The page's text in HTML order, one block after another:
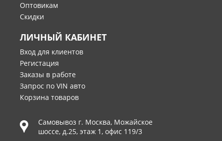
Оптовикам
Скидки
ЛИЧНЫЙ КАБИНЕТ
Вход для клиентов
Регистация
Заказы в работе
Запрос по VIN авто
Корзина товаров
Самовывоз г. Москва, Можайское
шоссе, д.25, этаж 1, офис 119/3